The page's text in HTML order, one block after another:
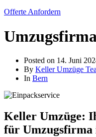
Offerte Anfordern
Posted on 14. Juni
By Keller Umzüge
In Bern
Keller Umzüge:
für Umzugsfirma